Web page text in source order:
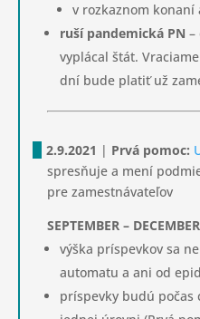
v rozkaznom konaní
ruší pandemická PN –
vyplácal štát.
dní bude platiť už
2.9.2021 | Prvá pomoc:
spresňuje a mení
pre zamestnávateľov
SEPTEMBER –
výška príspevkov sa
automatu a ani od
príspevky budú počas